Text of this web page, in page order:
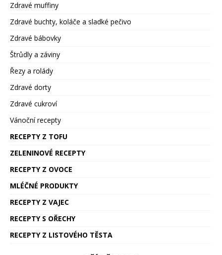
Zdravé muffiny
Zdravé buchty, koláče a sladké pečivo
Zdravé bábovky
Štrůdly a záviny
Řezy a rolády
Zdravé dorty
Zdravé cukroví
Vánoční recepty
RECEPTY Z TOFU
ZELENINOVÉ RECEPTY
RECEPTY Z OVOCE
MLÉČNÉ PRODUKTY
RECEPTY Z VAJEC
RECEPTY S OŘECHY
RECEPTY Z LISTOVÉHO TĚSTA